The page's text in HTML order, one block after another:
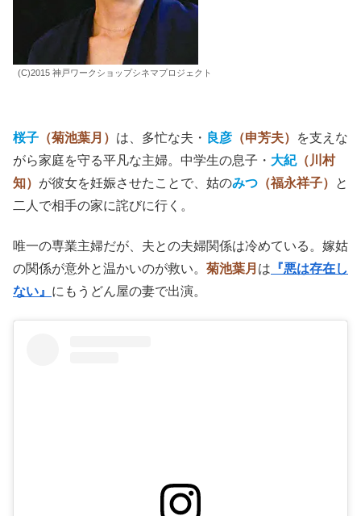
(C)2015 神戸ワークショップシネマプロジェクト
桜子 （菊池葉月） は、多忙な夫・ 良彦 （申芳夫）
を支えな
がら家庭を守る平凡な主婦。中学生の息子・ 大紀（川村
知） が彼女を妊娠させたことで、姑のみつ （福永祥子）
と
二人で相手の家に詫びに行く。
唯一の専業主婦だが、夫との夫婦関係は冷めている。嫁姑
の関係が意外と温かいのが救い。 菊池葉月 は 『悪は存在し
ない』 にもうどん屋の妻で出演。